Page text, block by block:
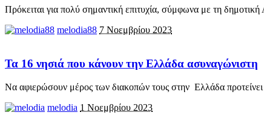
Πρόκειται για πολύ σημαντική επιτυχία, σύμφωνα με τη
melodia88 7 Νοεμβρίου 2023
Τα 16 νησιά που κάνουν την Ελλάδα ασυναγώνιστη
Να αφιερώσουν μέρος των διακοπών τους στην Ελλάδα
melodia 1 Νοεμβρίου 2023